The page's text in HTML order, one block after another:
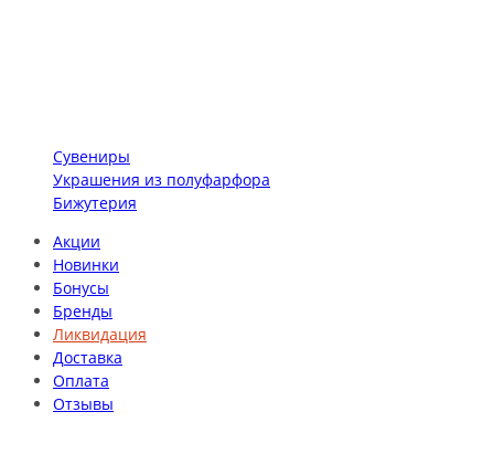
Сувениры
Украшения из полуфарфора
Бижутерия
Акции
Новинки
Бонусы
Бренды
Ликвидация
Доставка
Оплата
Отзывы